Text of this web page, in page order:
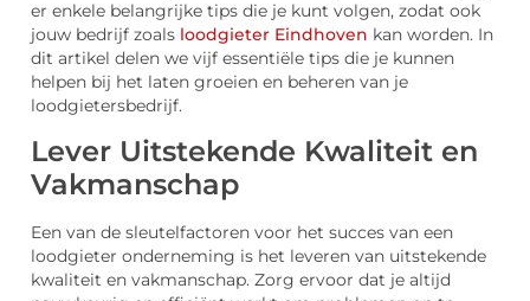
er enkele belangrijke tips die je kunt volgen, zodat ook
jouw bedrijf zoals loodgieter Eindhoven kan worden. In
dit artikel delen we vijf essentiële tips die je kunnen
helpen bij het laten groeien en beheren van je
loodgietersbedrijf.
Lever Uitstekende Kwaliteit en
Vakmanschap
Een van de sleutelfactoren voor het succes van een
loodgieter onderneming is het leveren van uitstekende
kwaliteit en vakmanschap. Zorg ervoor dat je altijd